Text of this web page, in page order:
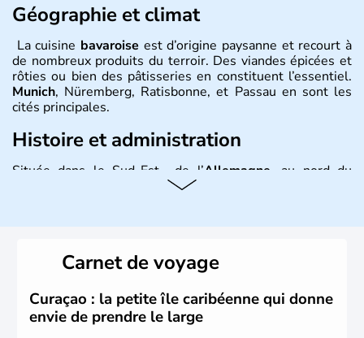
Géographie et climat
La cuisine bavaroise est d’origine paysanne et recourt à
de nombreux produits du terroir. Des viandes épicées et
rôties ou bien des pâtisseries en constituent l’essentiel.
Munich, Nüremberg, Ratisbonne, et Passau en sont les
cités principales.
Histoire et administration
Située dans le Sud-Est de l’Allemagne , au nord du
fait partie des seize
conservateur.Carnet de voyage
Curaçao : la petite île caribéenne qui donne
envie de prendre le large